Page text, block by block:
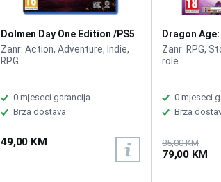
Dolmen Day One Edition /PS5
Zanr: Action, Adventure, Indie,
RPG
0 mjeseci garancija
Brza dostava
49,00 KM
Dragon
/PS5
Zanr: RPG,
role
0 mjeseci
Brza
85,00 KM
79,00 KM